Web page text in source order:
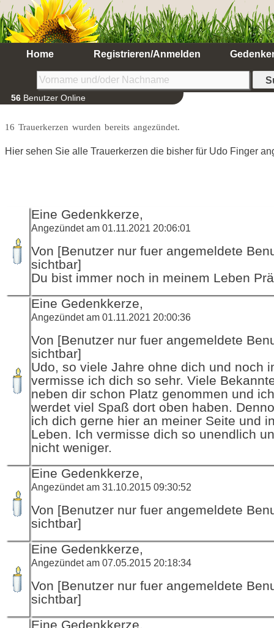
Home Registrieren/Anmelden
56 Benutzer Online
16 Trauerkerzen wurden bereits angezündet.
Hier sehen Sie alle Trauerkerzen die bisher für Udo Finger
Eine Gedenkkerze,
Angezündet am 01.11.2021 20:06:01
Von [Benutzer nur fuer angemeldete
sichtbar]
Du bist immer noch in meinem Leben
Eine Gedenkkerze,
Angezündet am 01.11.2021 20:00:36
Von [Benutzer nur fuer angemeldete
sichtbar]
Udo, so viele Jahre ohne dich und noch
vermisse ich dich so sehr. Viele
neben dir schon Platz genommen und
werdet viel Spaß dort oben haben.
ich dich gerne hier an meiner Seite und
Leben. Ich vermisse dich so unendlich
nicht weniger.
Eine Gedenkkerze,
Angezündet am 31.10.2015 09:30:52
Von [Benutzer nur fuer angemeldete
sichtbar]
Eine Gedenkkerze,
Angezündet am 07.05.2015 20:18:34
Von [Benutzer nur fuer angemeldete
sichtbar]
Eine Gedenkkerze,